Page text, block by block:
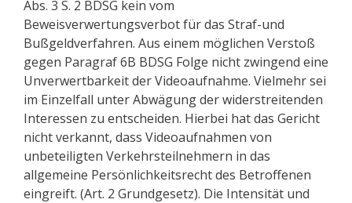
Abs. 3 S. 2 BDSG kein vom
Beweisverwertungsverbot für das Straf-und
Bußgeldverfahren. Aus einem möglichen Verstoß
gegen Paragraf 6B BDSG Folge nicht zwingend eine
Unverwertbarkeit der Videoaufnahme. Vielmehr sei
im Einzelfall unter Abwägung der widerstreitenden
Interessen zu entscheiden. Hierbei hat das Gericht
nicht verkannt, dass Videoaufnahmen von
unbeteiligten Verkehrsteilnehmern in das
allgemeine Persönlichkeitsrecht des Betroffenen
eingreift. (Art. 2 Grundgesetz). Die Intensität und